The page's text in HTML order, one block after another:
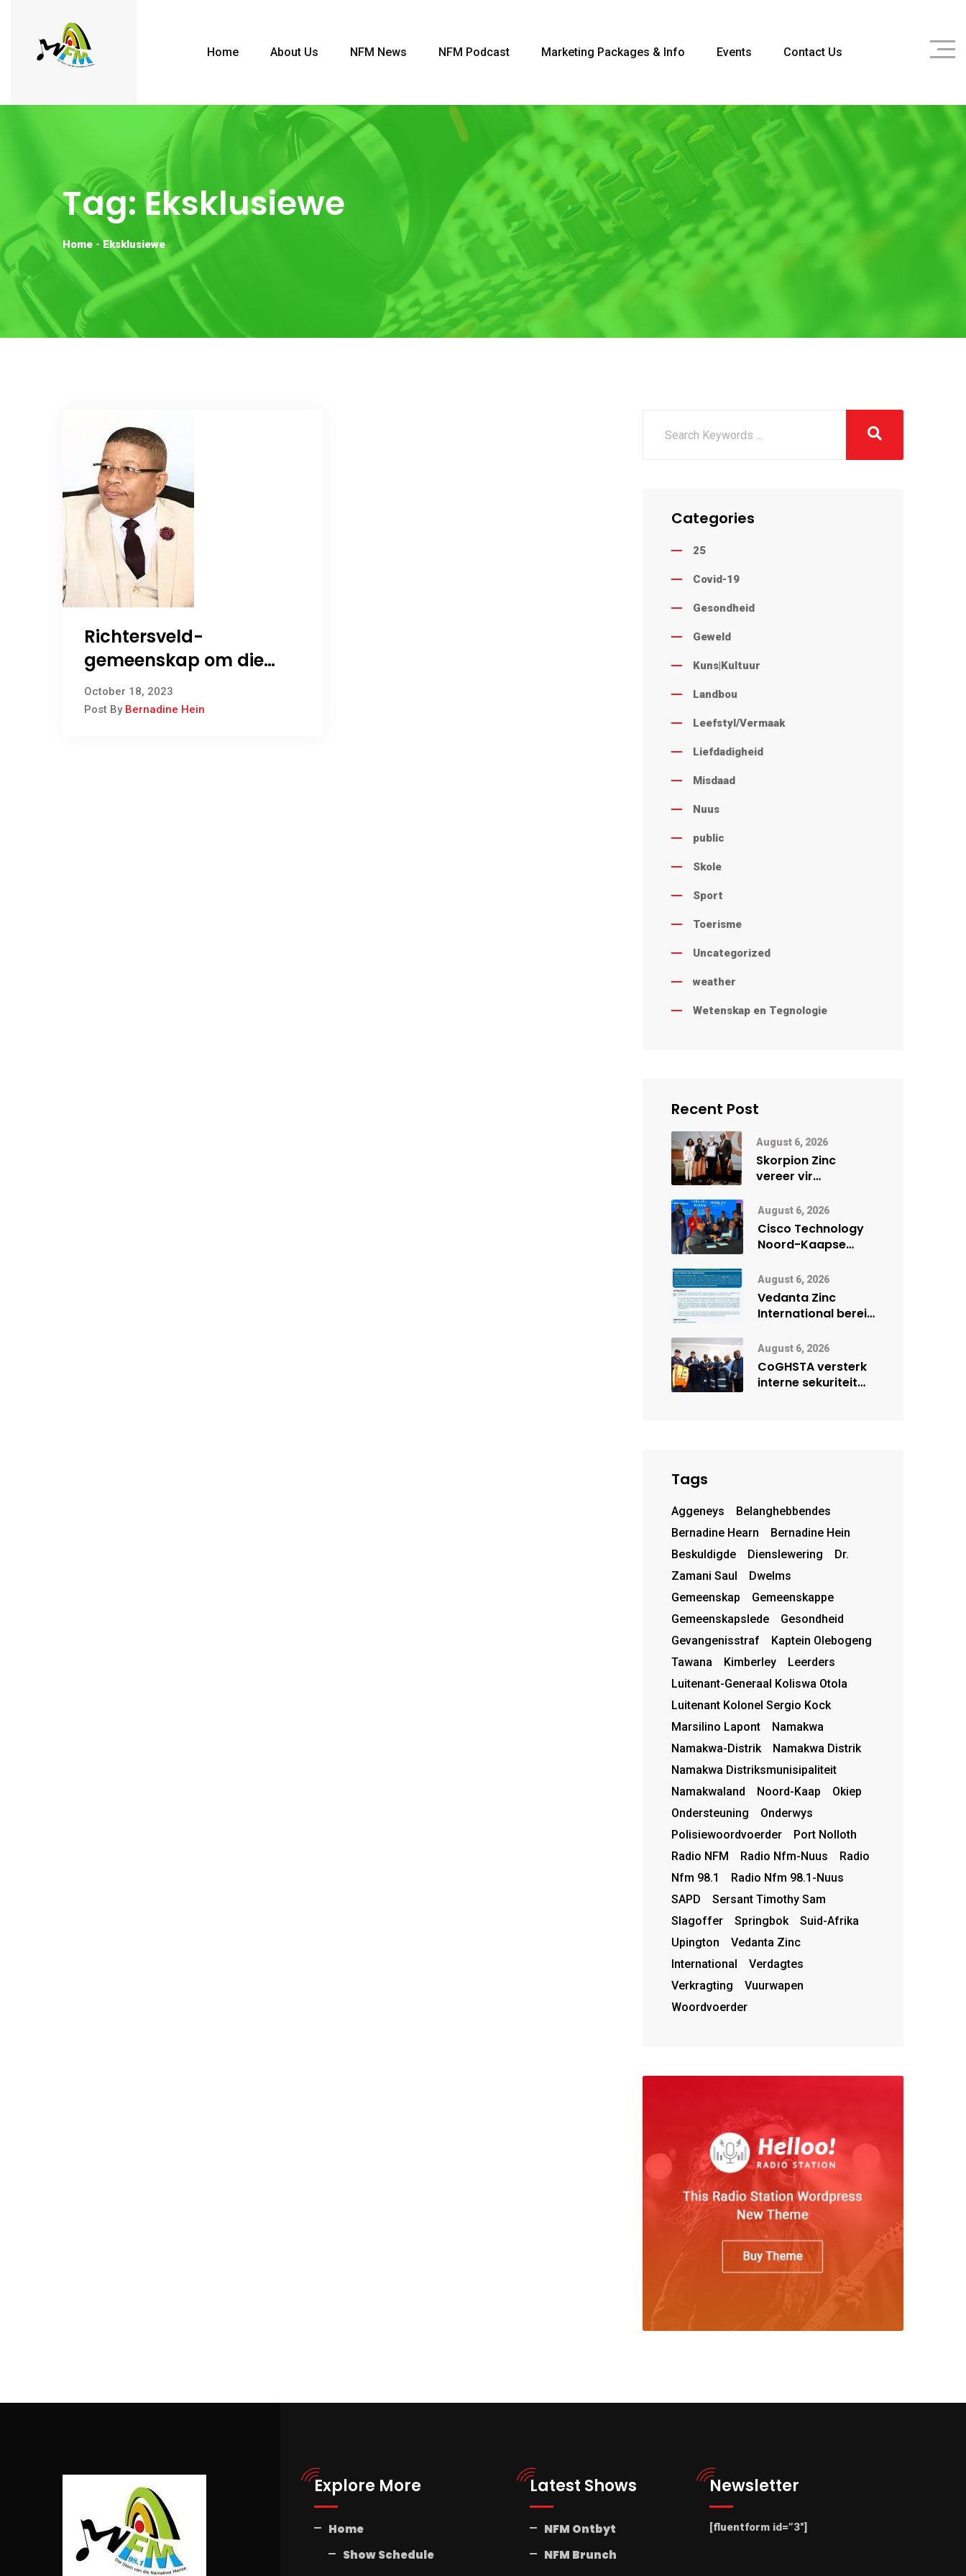
Home About Us NFM News NFM Podcast Marketing Packages & Info Events Contact Us
Tag:Eksklusiewe
Home -Eksklusiewe
Richtersveld-
gemeenskap om die
transformerende
potensiaal van die
October 18, 2023
Post By Bernadine Hein
Categories
25
Covid-19
Gesondheid
Geweld
Kuns|Kultuur
Landbou
Leefstyl/Vermaak
Liefdadigheid
Misdaad
Nuus
public
Skole
Sport
Toerisme
Uncategorized
weather
Wetenskap en Tegnologie
Recent Post
August 6, 2026
Skorpion Zinc
vereer vir
veiligheidsprestasie
by Namibië Mynbou
Ekspo
August 6, 2026
Cisco Technology
Noord-Kaapse
digitale toekoms
deur Cisco-
vennootskap
August 6, 2026
Vedanta Zinc
International berei
vir moontlike
herbegin
August 6, 2026
CoGHSTA versterk
interne sekuriteit
Tags
Aggeneys
Belanghebbendes
Bernadine Hearn
Bernadine Hein
Beskuldigde
Dienslewering
Dr.
Zamani Saul
Dwelms
Gemeenskap
Gemeenskappe
Gemeenskapslede
Gesondheid
Gevangenisstraf
Kaptein Olebogeng
Tawana
Kimberley
Leerders
Luitenant-Generaal Koliswa Otola
Luitenant Kolonel Sergio Kock
Marsilino Lapont
Namakwa
Namakwa-Distrik
Namakwa Distrik
Namakwa Distriksmunisipaliteit
Namakwaland
Noord-Kaap
Okiep
Ondersteuning
Onderwys
Polisiewoordvoerder
Port Nolloth
Radio NFM
Radio Nfm-Nuus
Radio
Nfm 98.1
Radio Nfm 98.1-Nuus
SAPD
Sersant Timothy Sam
Slagoffer
Springbok
Suid-Afrika
Upington
Vedanta Zinc
International
Verdagtes
Verkragting
Vuurwapen
Woordvoerder
Explore More
Home
Show Schedule
Latest Shows
NFM Ontbyt
NFM Brunch
Newsletter
[fluentform id=”3″]